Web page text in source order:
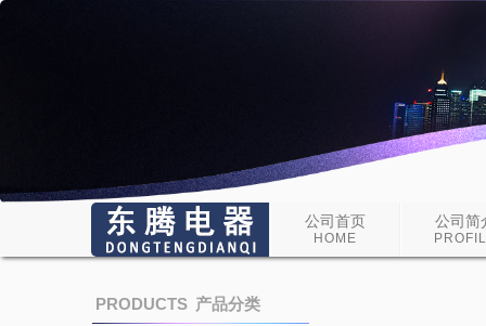
公司首页
HOME
公司简
PRODUCTS 产品分类